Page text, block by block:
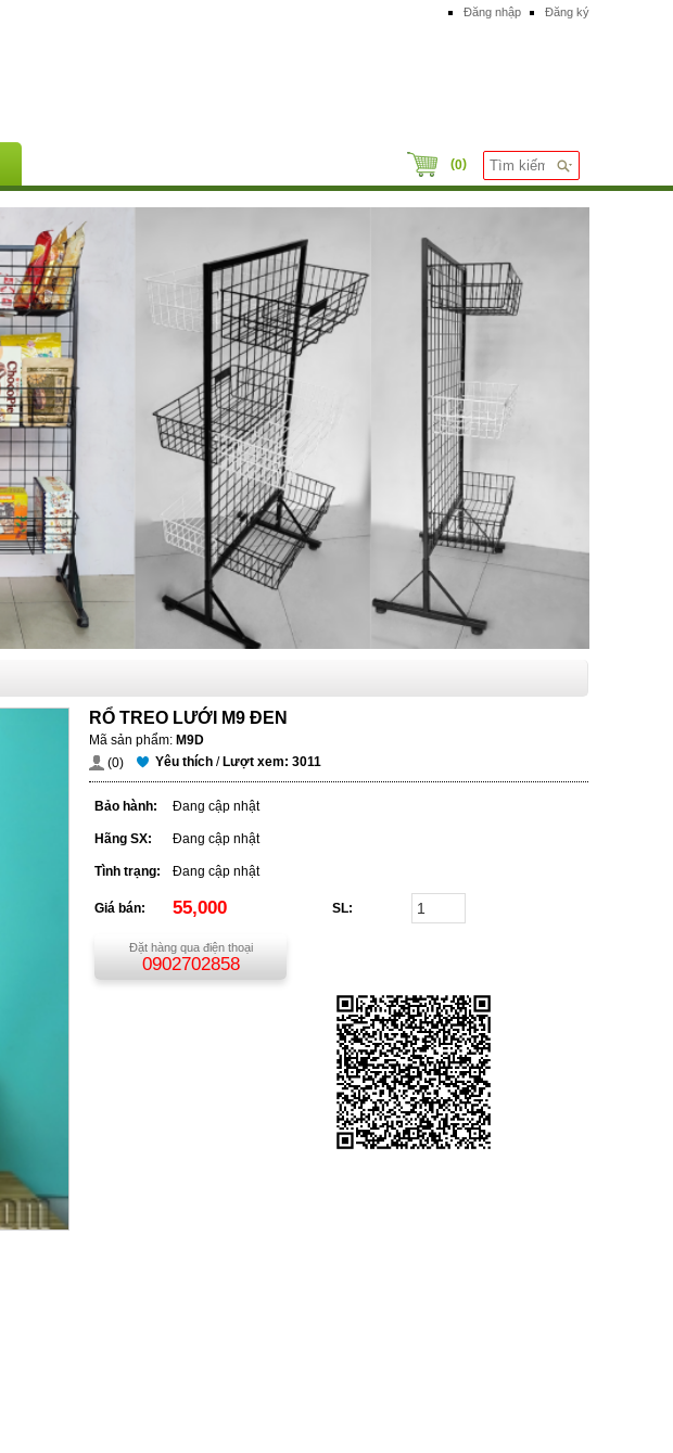
Đăng nhập Đăng ký
(0)
RỔ TREO LƯỚI M9 ĐEN
Mã sản phẩm: M9D
(0)
Yêu thích /Lượt xem: 3011
Bảo hành: Đang cập nhật
Hãng SX: Đang cập nhật
Tình trạng: Đang cập nhật
Giá bán: 55,000 SL:
Đặt hàng qua điện thoại
0902702858